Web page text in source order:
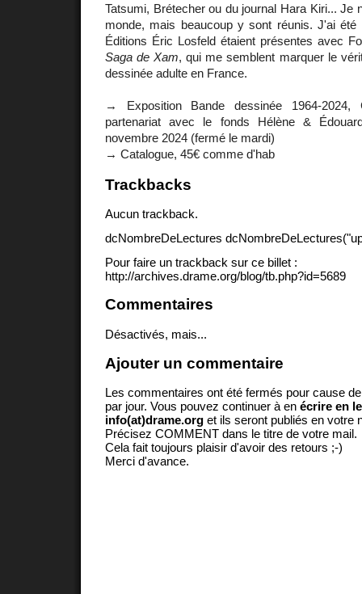
Tatsumi, Brétecher ou du journal Hara Kiri... Je
monde, mais beaucoup y sont réunis. J'ai
Éditions Éric Losfeld étaient présentes avec
Saga de Xam, qui me semblent marquer le
dessinée adulte en France.
→ Exposition Bande dessinée 1964-2024,
partenariat avec le fonds Hélène &
novembre 2024 (fermé le mardi)
→ Catalogue, 45€ comme d'hab
Trackbacks
Aucun trackback.
dcNombreDeLectures
Pour faire un trackback sur ce billet :
http://archives.drame.org/blog/tb.php?id=5689
Commentaires
Désactivés, mais...
Ajouter un commentaire
Les commentaires ont été fermés pour cause
par jour. Vous pouvez continuer à en écrire en
info(at)drame.org et ils seront publiés en votre
Précisez COMMENT dans le titre de votre mail.
Cela fait toujours plaisir d'avoir des retours ;-)
Merci d'avance.